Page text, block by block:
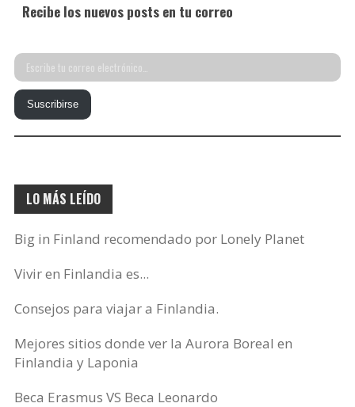
Recibe los nuevos posts en tu correo
Escribe
tu
correo
electrónico…
Suscribirse
LO MÁS LEÍDO
Big in Finland recomendado por Lonely Planet
Vivir en Finlandia es...
Consejos para viajar a Finlandia.
Mejores sitios donde ver la Aurora Boreal en
Finlandia y Laponia
Beca Erasmus VS Beca Leonardo